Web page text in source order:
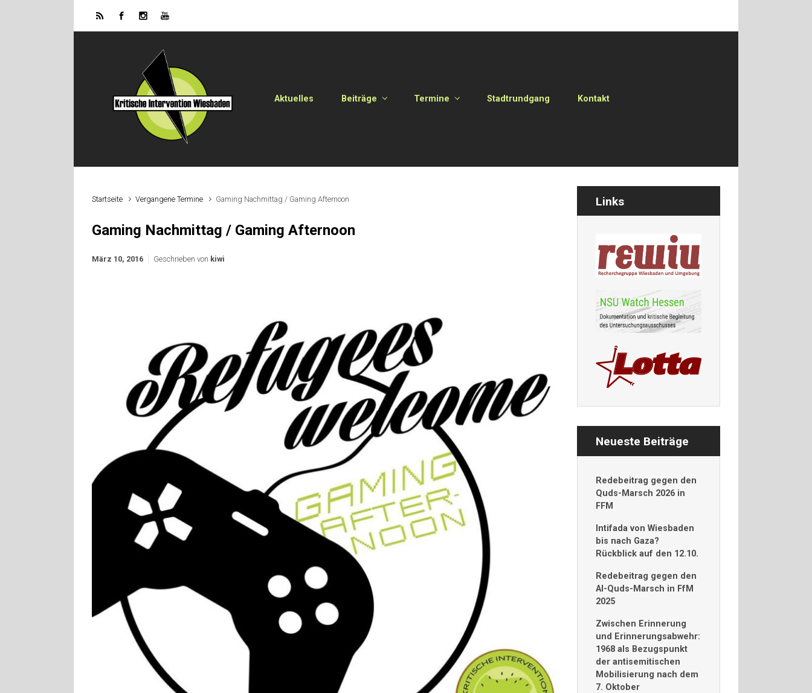
Aktuelles Beiträge Termine Stadtrundgang Kontakt
Startseite Vergangene Termine Gaming Nachmittag / Gaming Afternoon
Gaming Nachmittag / Gaming Afternoon
März 10, 2016 Geschrieben von kiwi
Links
Neueste Beiträge
Redebeitrag gegen den
Quds-Marsch 2026 in
FFM
Intifada von Wiesbaden
bis nach Gaza?
Rückblick auf den 12.10.
Redebeitrag gegen den
Al-Quds-Marsch in FfM
2025
Zwischen Erinnerung
und Erinnerungsabwehr:
1968 als Bezugspunkt
der antisemitischen
Mobilisierung nach dem
7. Oktober